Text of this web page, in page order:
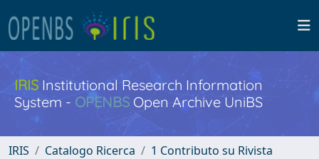
IRISInstitutional Research Information
System - OPENBS Open Archive UniBS
IRIS Catalogo Ricerca
1 Contributo su Rivista